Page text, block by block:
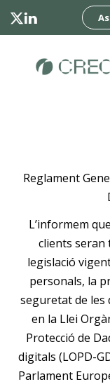
Reglament
L’informem
clients seran
legislació
personals, la
seguretat de les
en la Llei
Protecció de
digitals (LOPD-
Parlament